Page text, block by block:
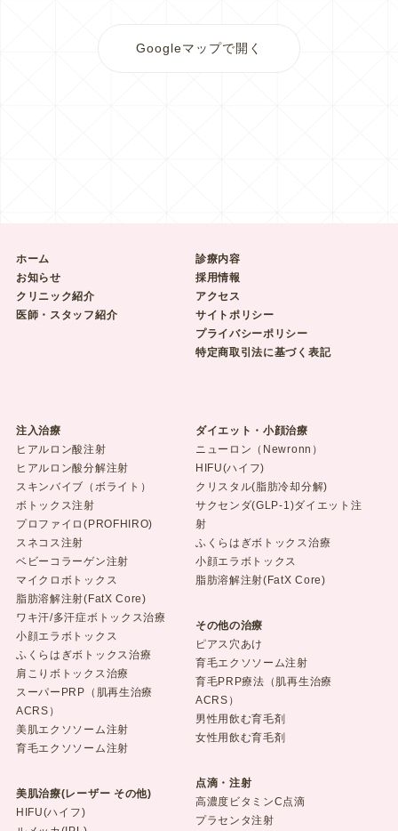
Googleマップで開く
ホーム
お知らせ
クリニック紹介
医師・スタッフ紹介
診療内容
採用情報
アクセス
サイトポリシー
プライバシーポリシー
特定商取引法に基づく表記
注入治療
ヒアルロン酸注射
ヒアルロン酸分解注射
スキンバイブ（ボライト）
ボトックス注射
プロファイロ(PROFHIRO)
スネコス注射
ベビーコラーゲン注射
マイクロボトックス
脂肪溶解注射(FatX Core)
ワキ汗/多汗症ボトックス治療
小顔エラボトックス
ふくらはぎボトックス治療
肩こりボトックス治療
スーパーPRP（肌再生治療
ACRS）
美肌エクソソーム注射
育毛エクソソーム注射
美肌治療(レーザー その他)
HIFU(ハイフ)
ダイエット・小顔治療
ニューロン（Newronn）
HIFU(ハイフ)
クリスタル(脂肪冷却分解)
サクセンダ(GLP-1)ダイエット注
射
ふくらはぎボトックス治療
小顔エラボトックス
脂肪溶解注射(FatX Core)
その他の治療
ピアス穴あけ
育毛エクソソーム注射
育毛PRP療法（肌再生治療
ACRS）
男性用飲む育毛剤
女性用飲む育毛剤
点滴・注射
高濃度ビタミンC点滴
プラセンタ注射